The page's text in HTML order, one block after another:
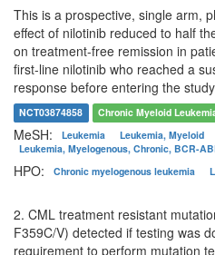
This is a prospective, single arm,
effect of nilotinib reduced to half
on treatment-free remission in
first-line nilotinib who reached a
response before entering the
NCT03874858 Chronic Myeloid
MeSH: Leukemia
Leukemia, Myeloid
Leukemia, Myelogenous, Chronic, BCR-
HPO: Chronic myelogenous leukemia
2. CML treatment resistant
F359C/V) detected if testing was
requirement to perform mutation